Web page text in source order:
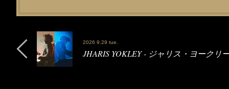
2026 9.29 tue.
JHARIS YOKLEY - ジャリス・ヨークリ